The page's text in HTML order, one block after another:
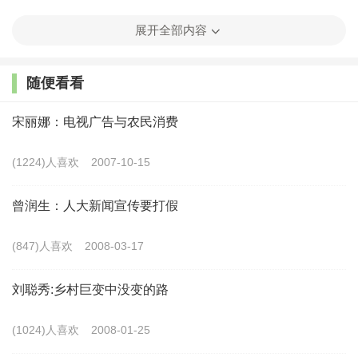
上，对我国农地权利的体系、运行机理以及法律救济作
包括集体土地所有权、土地承包经营权、宅基地使用
权、集体建设用地使用权和自留地、自留山使用权等。
展开全部内容
随便看看
宋丽娜：电视广告与农民消费
(1224)人喜欢 2007-10-15
曾润生：人大新闻宣传要打假
(847)人喜欢 2008-03-17
刘聪秀:乡村巨变中没变的路
(1024)人喜欢 2008-01-25